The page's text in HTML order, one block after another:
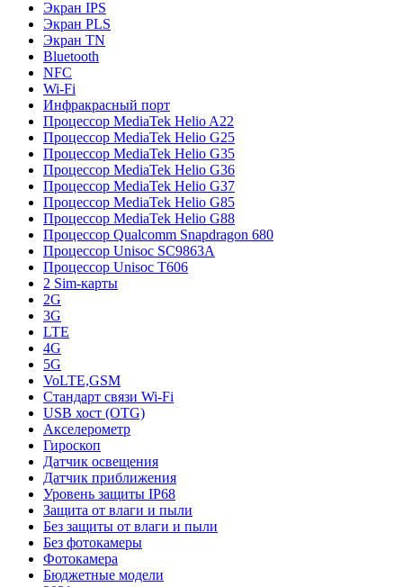
Экран IPS
Экран PLS
Экран TN
Bluetooth
NFC
Wi-Fi
Инфракрасный порт
Процессор MediaTek Helio A22
Процессор MediaTek Helio G25
Процессор MediaTek Helio G35
Процессор MediaTek Helio G36
Процессор MediaTek Helio G37
Процессор MediaTek Helio G85
Процессор MediaTek Helio G88
Процессор Qualcomm Snapdragon 680
Процессор Unisoc SC9863A
Процессор Unisoc T606
2 Sim-карты
2G
3G
LTE
4G
5G
VoLTE,GSM
Стандарт связи Wi-Fi
USB хост (OTG)
Акселерометр
Гироскоп
Датчик освещения
Датчик приближения
Уровень защиты IP68
Защита от влаги и пыли
Без защиты от влаги и пыли
Без фотокамеры
Фотокамера
Бюджетные модели